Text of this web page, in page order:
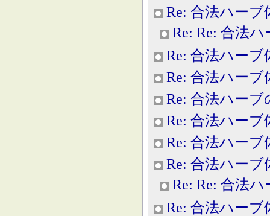
Re: 合法ハーブ
Re: Re: 合法
Re: 合法ハーブ
Re: 合法ハーブ
Re: 合法ハーブ
Re: 合法ハーブ
Re: 合法ハーブ
Re: 合法ハーブ
Re: Re: 合法
Re: 合法ハーブ